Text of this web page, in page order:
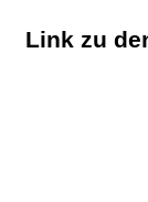
Link zu